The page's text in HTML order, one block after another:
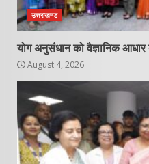
उत्तराखण्ड
योग अनुसंधान को वैज्ञानिक
August 4, 2026